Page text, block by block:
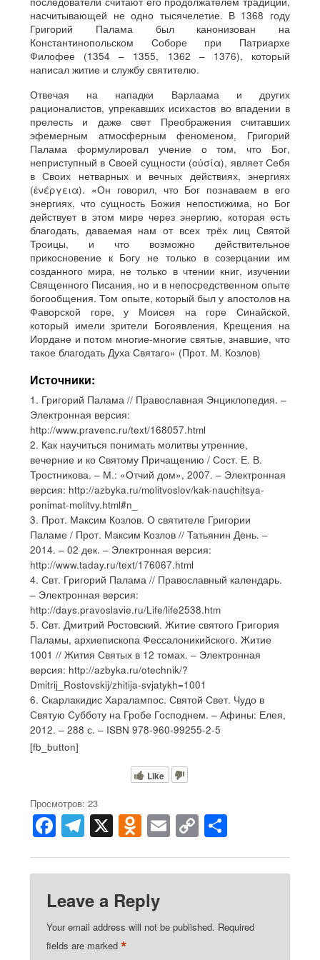
насчитывающей не одно тысячелетие. В 1368 году
Григорий Палама был канонизован на
Константинопольском Соборе при Патриархе
Филофее (1354 – 1355, 1362 – 1376), который
написал житие и службу святителю.
Отвечая на нападки Варлаама и других
рационалистов, упрекавших исихастов во впадении в
прелесть и даже свет Преображения считавших
эфемерным атмосферным феноменом, Григорий
Палама формулировал учение о том, что Бог,
неприступный в Своей сущности (οὐσία), являет Себя
в Своих нетварных и вечных действиях, энергиях
(ἐνέργεια). «Он говорил, что Бог познаваем в его
энергиях, что сущность Божия непостижима, но Бог
действует в этом мире через энергию, которая есть
благодать, даваемая нам от всех трёх лиц Святой
Троицы, и что возможно действительное
прикосновение к Богу не только в созерцании им
созданного мира, не только в чтении книг, изучении
Священного Писания, но и в непосредственном опыте
богообщения. Том опыте, который был у апостолов на
Фаворской горе, у Моисея на горе Синайской,
который имели зрители Богоявления, Крещения на
Иордане и потом многие-многие святые, знавшие, что
такое благодать Духа Святаго» (Прот. М. Козлов)
Источники:
1. Григорий Палама // Православная Энциклопедия. –
Электронная версия:
http://www.pravenc.ru/text/168057.html
2. Как научиться понимать молитвы утренние,
вечерние и ко Святому Причащению / Сост. Е. В.
Тростникова. – М.: «Отчий дом», 2007. – Электронная
версия: http://azbyka.ru/molitvoslov/kak-nauchitsya-
ponimat-molitvy.html#n_
3. Прот. Максим Козлов. О святителе Григории
Паламе / Прот. Максим Козлов // Татьянин День. –
2014. – 02 дек. – Электронная версия:
http://www.taday.ru/text/176067.html
4. Свт. Григорий Палама // Православный календарь.
– Электронная версия:
http://days.pravoslavie.ru/Life/life2538.htm
5. Свт. Дмитрий Ростовский. Житие святого Григория
Паламы, архиепископа Фессалоникийского. Житие
1001 // Жития Святых в 12 томах. – Электронная
версия: http://azbyka.ru/otechnik/?
Dmitrij_Rostovskij/zhitija-svjatykh=1001
6. Скарлакидис Харалампос. Святой Свет. Чудо в
Святую Субботу на Гробе Господнем. – Афины: Елея,
2012. – 288 с. – ISBN 978-960-99255-2-5
[fb_button]
Like
Просмотров: 23
F
a
c
e
b
o
T
el
e
gr
a
m
X O
d
n
o
kl
a
E
m
ail
C
o
p
Li
n
h
ar
Leave a Reply
Your email address will not be published. Required
fields are marked *